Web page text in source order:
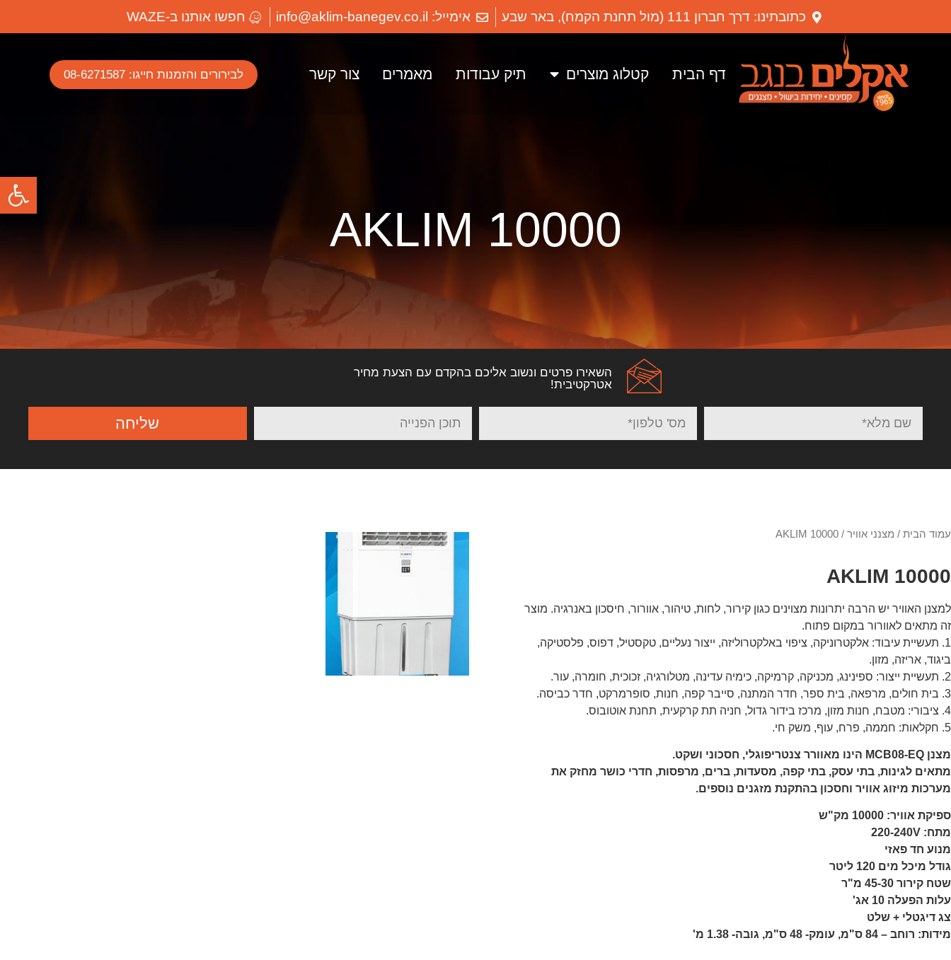
כתובתינו: דרך חברון 111 (מול תחנת הקמח), באר שבע אימייל: info@aklim-banegev.co.il חפשו אותנו ב-WAZE
דף הבית קטלוג מוצרים תיק עבודות מאמרים צור קשר לבירורים והזמנות חייגו: 08-6271587
AKLIM 10000
השאירו פרטים ונשוב אליכם בהקדם עם הצעת מחיר
אטרקטיבית!
שליחה
עמוד הבית / מצנני אוויר / AKLIM 10000
AKLIM 10000
למצנן האוויר יש הרבה יתרונות מצוינים כגון קירור, לחות, טיהור, אוורור, חיסכון באנרגיה. מוצר
זה מתאים לאוורור במקום פתוח.
1. תעשיית עיבוד: אלקטרוניקה, ציפוי באלקטרוליזה, ייצור נעליים, טקסטיל, דפוס, פלסטיקה,
ביגוד, אריזה, מזון.
2. תעשיית ייצור: ספינינג, מכניקה, קרמיקה, כימיה עדינה, מטלורגיה, זכוכית, חומרה, עור.
3. בית חולים, מרפאה, בית ספר, חדר המתנה, סייבר קפה, חנות, סופרמרקט, חדר כביסה.
4. ציבורי: מטבח, חנות מזון, מרכז בידור גדול, חניה תת קרקעית, תחנת אוטובוס.
5. חקלאות: חממה, פרח, עוף, משק חי.
מצנן MCB08-EQ הינו מאוורר צנטריפוגלי, חסכוני ושקט.
מתאים לגינות, בתי עסק, בתי קפה, מסעדות, ברים, מרפסות, חדרי כושר מחזק את
מערכות מיזוג אוויר וחסכון בהתקנת מזגנים נוספים.
ספיקת אוויר: 10000 מק"ש
מתח: 220-240V
מנוע חד פאזי
גודל מיכל מים 120 ליטר
שטח קירור 45-30 מ"ר
עלות הפעלה 10 אג'
צג דיגטלי + שלט
מידות: רוחב – 84 ס"מ, עומק- 48 ס"מ, גובה- 1.38 מ'